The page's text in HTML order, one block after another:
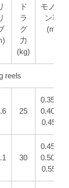
ド
ラ
グ
力
(kg)
モノラ
ン容量
(mm)
reels
25
0.35/
0.40/
0.45/
30
0.45/
0.50/
0.55/